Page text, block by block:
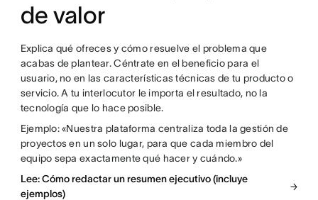
de valor
Explica qué ofreces y cómo resuelve el problema que
acabas de plantear. Céntrate en el beneficio para el
usuario, no en las características técnicas de tu producto o
servicio. A tu interlocutor le importa el resultado, no la
tecnología que lo hace posible.
Ejemplo: «Nuestra plataforma centraliza toda la gestión de
proyectos en un solo lugar, para que cada miembro del
equipo sepa exactamente qué hacer y cuándo.»
Lee: Cómo redactar un resumen ejecutivo (incluye
ejemplos)